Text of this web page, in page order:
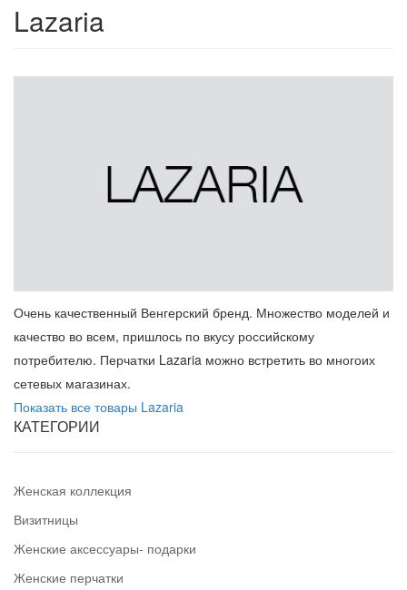
Lazaria
Очень качественный Венгерский бренд. Множество моделей и
качество во всем, пришлось по вкусу российскому
потребителю. Перчатки Lazaria можно встретить во многоих
сетевых магазинах.
Показать все товары Lazaria
КАТЕГОРИИ
Женская коллекция
Визитницы
Женские аксессуары- подарки
Женские перчатки